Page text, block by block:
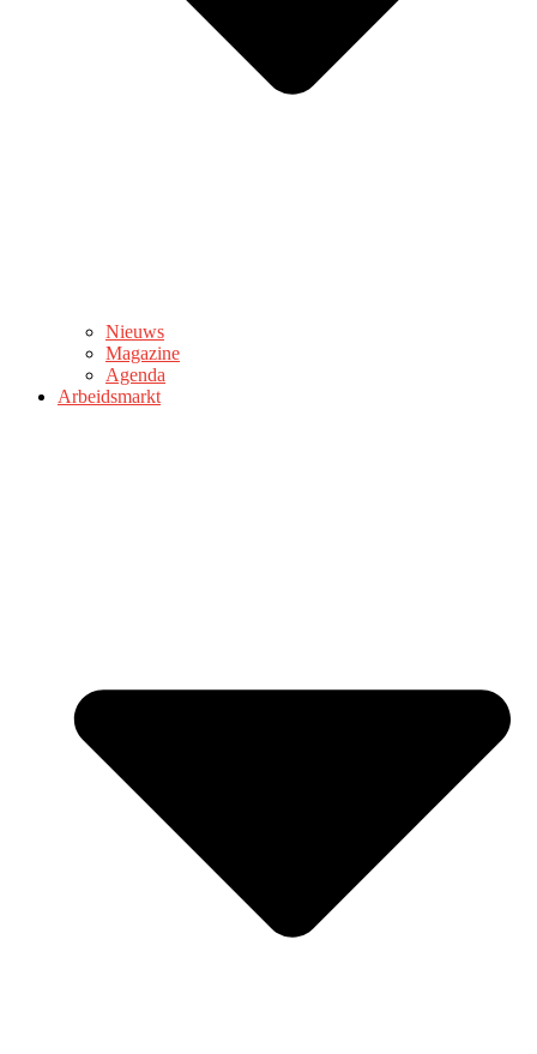
Nieuws
Magazine
Agenda
Arbeidsmarkt